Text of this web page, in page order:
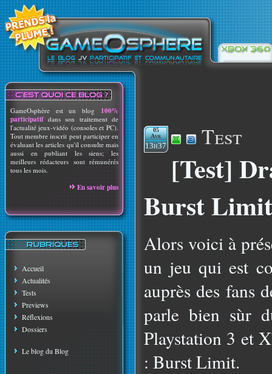
GameOsphère est un blog 100%
participatif dans son traitement de
l'actualité jeux-vidéo (consoles et PC).
Tout membre inscrit peut participer en
évaluant les articles qu'il consulte mais
aussi en publiant les siens; les
meilleurs rédacteurs sont rémunérés
tous les mois.
En savoir plus
Accueil
Actualités
Tests
Previews
Réflexions
Dossiers
Le blog du Blog
05
Avr
13h37 Test
[Test]
Burst Limit
Alors voici à
un jeu qui est
auprès des fans
parle bien sùr
Playstation 3 et
: Burst Limit.